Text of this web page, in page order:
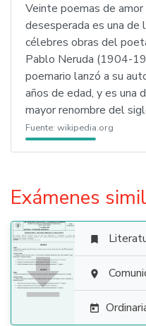
Veinte poemas de amor
desesperada es una de
célebres obras del
Pablo Neruda (1904-
poemario lanzó a su
años de edad, y es una
mayor renombre del
Fuente: wikipedia.org
Exámenes



